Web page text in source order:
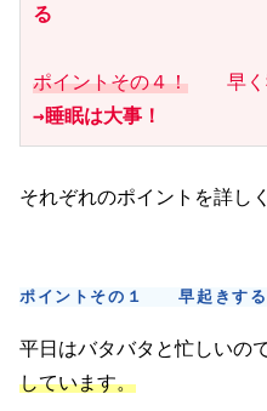
る
ポイントその４！
→睡眠は大事！
それぞれのポイントを詳し
ポイントその１ 早起きする
平日はバタバタと忙しいので
しています。